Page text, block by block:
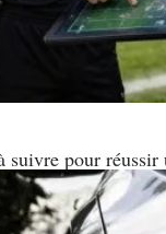
suivre pour